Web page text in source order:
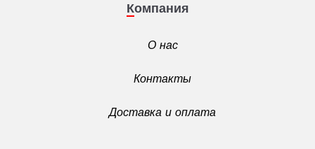
Компания
О нас
Контакты
Доставка и оплата